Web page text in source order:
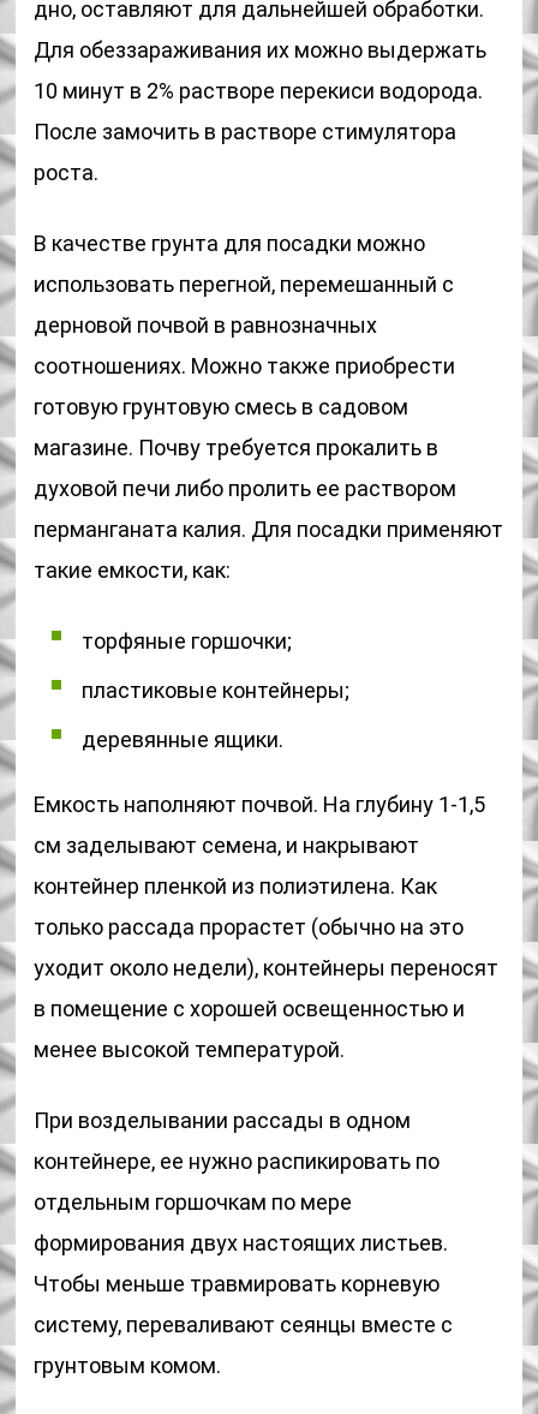
дно, оставляют для дальнейшей обработки.
Для обеззараживания их можно выдержать
10 минут в 2% растворе перекиси водорода.
После замочить в растворе стимулятора
роста.
В качестве грунта для посадки можно
использовать перегной, перемешанный с
дерновой почвой в равнозначных
соотношениях. Можно также приобрести
готовую грунтовую смесь в садовом
магазине. Почву требуется прокалить в
духовой печи либо пролить ее раствором
перманганата калия. Для посадки применяют
такие емкости, как:
торфяные горшочки;
пластиковые контейнеры;
деревянные ящики.
Емкость наполняют почвой. На глубину 1-1,5
см заделывают семена, и накрывают
контейнер пленкой из полиэтилена. Как
только рассада прорастет (обычно на это
уходит около недели), контейнеры переносят
в помещение с хорошей освещенностью и
менее высокой температурой.
При возделывании рассады в одном
контейнере, ее нужно распикировать по
отдельным горшочкам по мере
формирования двух настоящих листьев.
Чтобы меньше травмировать корневую
систему, переваливают сеянцы вместе с
грунтовым комом.